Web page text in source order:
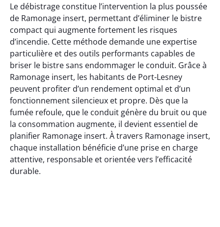
Le débistrage constitue l’intervention la plus poussée
de Ramonage insert, permettant d’éliminer le bistre
compact qui augmente fortement les risques
d’incendie. Cette méthode demande une expertise
particulière et des outils performants capables de
briser le bistre sans endommager le conduit. Grâce à
Ramonage insert, les habitants de Port-Lesney
peuvent profiter d’un rendement optimal et d’un
fonctionnement silencieux et propre. Dès que la
fumée refoule, que le conduit génère du bruit ou que
la consommation augmente, il devient essentiel de
planifier Ramonage insert. À travers Ramonage insert,
chaque installation bénéficie d’une prise en charge
attentive, responsable et orientée vers l’efficacité
durable.